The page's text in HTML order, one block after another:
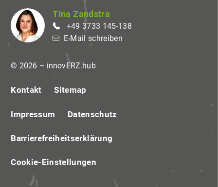
Tina Zandstra
+49 3733 145-138
E-Mail schreiben
© 2026 – innovERZ.hub
Kontakt Sitemap
Impressum Datenschutz
Barrierefreiheitserklärung
Cookie-Einstellungen